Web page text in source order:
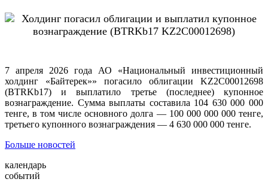
7 апреля 2026 года АО «Национальный инвестиционный
холдинг «Байтерек»» погасило облигации KZ2C00012698
(BTRKb17) и выплатило третье (последнее) купонное
вознаграждение. Сумма выплаты составила 104 630 000 000
тенге, в том числе основного долга — 100 000 000 000 тенге,
третьего купонного вознаграждения — 4 630 000 000 тенге.
Больше новостей
календарь
событий